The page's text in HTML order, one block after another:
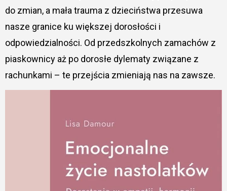
do zmian, a mała trauma z dzieciństwa przesuwa
nasze granice ku większej dorosłości i
odpowiedzialności. Od przedszkolnych zamachów z
piaskownicy aż po dorosłe dylematy związane z
rachunkami – te przejścia zmieniają nas na zawsze.